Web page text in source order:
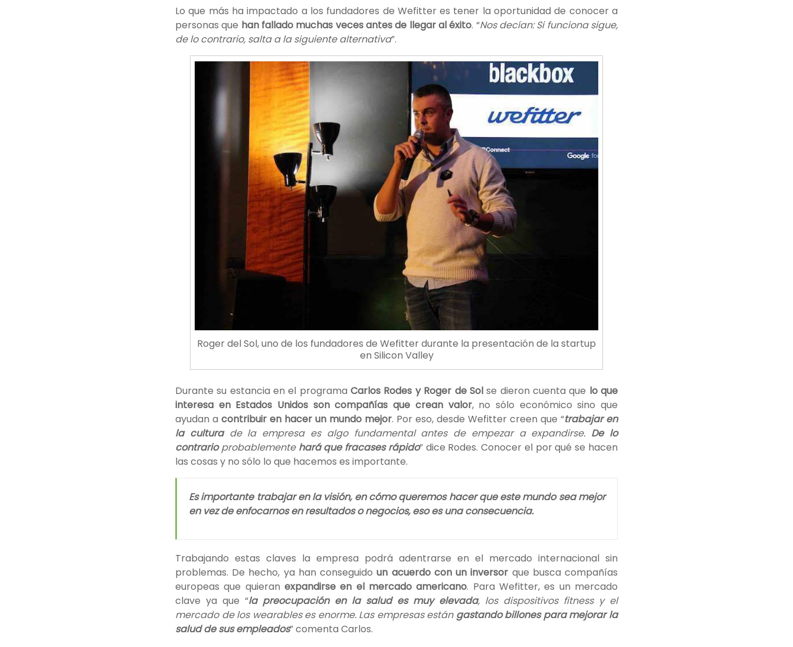
Lo que más ha impactado a los fundadores de Wefitter es tener la oportunidad de conocer a
personas que han fallado muchas veces antes de llegar al éxito. “Nos decían: Si funciona sigue,
de lo contrario, salta a la siguiente alternativa”.
Roger del Sol, uno de los fundadores de Wefitter durante la presentación de la startup
en Silicon Valley
Durante su estancia en el programaCarlos Rodes y Roger de Solse dieron cuenta que lo que
interesa en Estados Unidos son compañías que crean valor, no sólo económico sino que
ayudan a contribuir en hacer un mundo mejor. Por eso, desde Wefitter creen que “trabajar en
la culturade la empresa es algo fundamental antes de empezar a expandirse. De lo
contrarioprobablemente hará que fracases rápido” dice Rodes. Conocer el por qué se hacen
las cosas y no sólo lo que hacemos es importante.
Es importante trabajar en la visión, en cómo queremos hacer que este mundo sea mejor
en vez de enfocarnos en resultados o negocios, eso es una consecuencia.
Trabajando estas claves la empresa podrá adentrarse en el mercado internacional sin
problemas. De hecho, ya han conseguidoun acuerdo con un inversor que busca compañías
europeas que quieran expandirse en el mercado americano. Para Wefitter, es un mercado
clave ya que “la preocupación en la salud es muy elevada, los dispositivos fitness y el
mercado de los wearables es enorme. Las empresas estángastando billones para mejorar la
salud de sus empleados” comenta Carlos.